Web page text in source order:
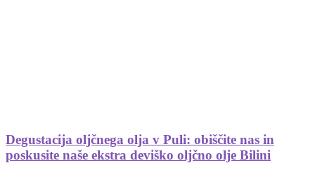
Degustacija oljčnega olja v Puli: obiščite nas in
poskusite naše ekstra deviško oljčno olje Bilini